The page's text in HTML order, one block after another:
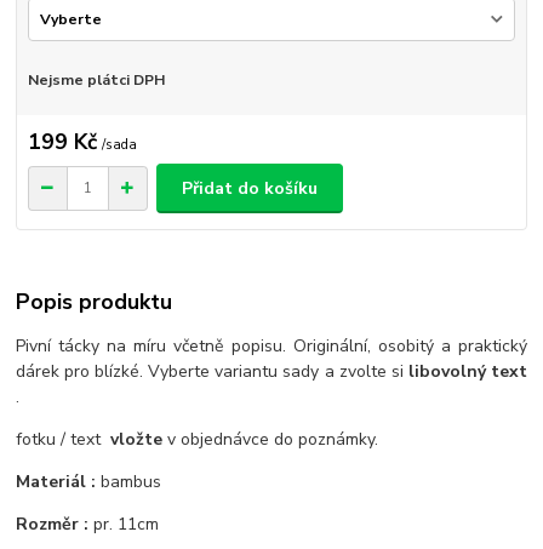
Nejsme plátci DPH
199 Kč /sada
Přidat do košíku
Popis produktu
Pivní tácky na míru včetně popisu. Originální, osobitý a praktický
dárek pro blízké. Vyberte variantu sady a zvolte si libovolný text
.
fotku / textvložtev objednávce do poznámky.
Materiál :bambus
Rozměr :pr. 11cm